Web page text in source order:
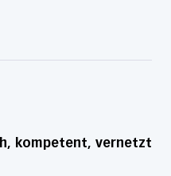
kompetent, vernetzt